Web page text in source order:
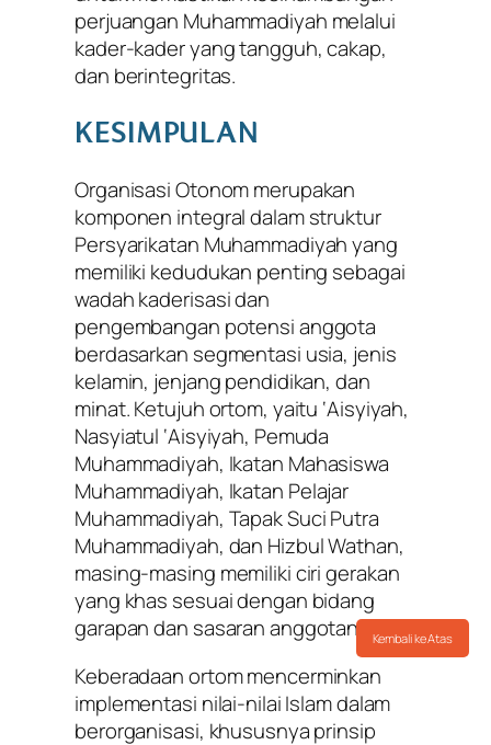
Kembali ke Atas
perjuangan Muhammadiyah melalui
kader-kader yang tangguh, cakap,
dan berintegritas.
KESIMPULAN
Organisasi Otonom merupakan
komponen integral dalam struktur
Persyarikatan Muhammadiyah yang
memiliki kedudukan penting sebagai
wadah kaderisasi dan
pengembangan potensi anggota
berdasarkan segmentasi usia, jenis
kelamin, jenjang pendidikan, dan
minat. Ketujuh ortom, yaitu ‘Aisyiyah,
Nasyiatul ‘Aisyiyah, Pemuda
Muhammadiyah, Ikatan Mahasiswa
Muhammadiyah, Ikatan Pelajar
Muhammadiyah, Tapak Suci Putra
Muhammadiyah, dan Hizbul Wathan,
masing-masing memiliki ciri gerakan
yang khas sesuai dengan bidang
garapan dan sasaran anggotanya.
Keberadaan ortom mencerminkan
implementasi nilai-nilai Islam dalam
berorganisasi, khususnya prinsip